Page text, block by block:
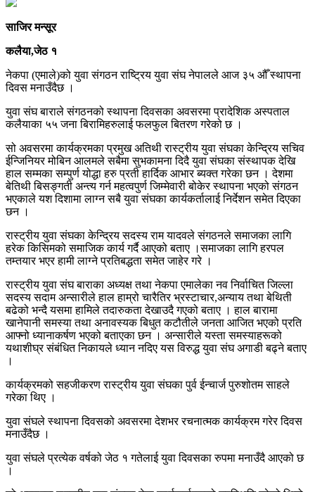
साजिर मन्सूर
कलैया,जेठ १
नेकपा (एमाले)को युवा संगठन राष्ट्रिय युवा संघ नेपालले आज ३५ औँ स्थापना
दिवस मनाउँदैछ ।
युवा संघ बाराले संगठनको स्थापना दिवसका अवसरमा प्रादेशिक अस्पताल
कलैयाका ५५ जना बिरामिहरुलाई फलफुल बितरण गरेको छ ।
सो अवसरमा कार्यक्रमका प्रमुख अतिथी रास्ट्रीय युवा संघका केन्द्रिय सचिव
ईन्जिनियर मोबिन आलमले सबैमा सुभकामना दिदै युवा संघका संस्थापक देखि
हाल सम्मका सम्पुर्ण योद्धा हरु प्रती हार्दिक आभार ब्यक्त गरेका छन । देशमा
बेतिथी बिसङ्गती अन्त्य गर्न महत्वपुर्ण जिम्मेवारी बोकेर स्थापना भएको संगठन
भएकाले यश दिशामा लाग्न सबै युवा संघका कार्यकर्तालाई निर्देशन समेत दिएका
छन ।
रास्ट्रीय युवा संघका केन्द्रिय सदस्य राम यादवले संगठनले समाजका लागि
हरेक किसिमको समाजिक कार्य गर्दै आएको बताए ।समाजका लागि हरपल
तम्तयार भएर हामी लाग्ने प्रतिबद्धता समेत जाहेर गरे ।
रास्ट्रीय युवा संघ बाराका अध्यक्ष तथा नेकपा एमालेका नव निर्वाचित जिल्ला
सदस्य सदाम अन्सारीले हाल हाम्रो चारैतिर भ्रस्टाचार,अन्याय तथा बेथिती
बढेको भन्दै यसमा हामिले तदारुकता देखाउदै गएको बताए । हाल बारामा
खानेपानी समस्या तथा अनावस्यक बिधुत कटौतीले जनता आजित भएको प्रति
आफ्नो ध्यानाकर्षण भएको बताएका छन । अन्सारीले यस्ता समस्याहरूको
यथाशीघ्र संबंधित निकायले ध्यान नदिए यस विरुद्ध युवा संघ अगाडी बढ्ने बताए
।
कार्यक्रमको सहजीकरण रास्ट्रीय युवा संघका पुर्व ईन्चार्ज पुरुशोतम साहले
गरेका थिए ।
युवा संघले स्थापना दिवसको अवसरमा देशभर रचनात्मक कार्यक्रम गरेर दिवस
मनाउँदैछ ।
युवा संघले प्रत्येक वर्षको जेठ १ गतेलाई युवा दिवसका रुपमा मनाउँदै आएको छ
।